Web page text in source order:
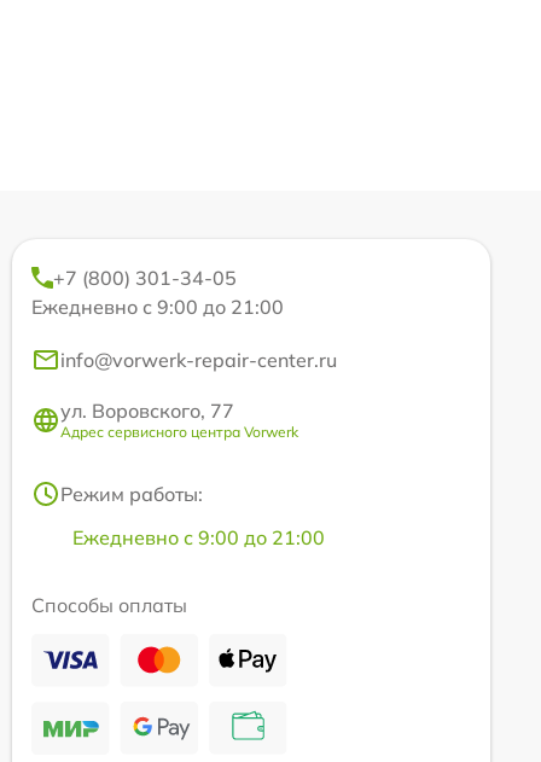
+7 (800) 301-34-05
Ежедневно с 9:00 до 21:00
info@vorwerk-repair-center.ru
ул. Воровского, 77
Адрес сервисного центра Vorwerk
Режим работы:
Ежедневно с 9:00 до 21:00
Способы оплаты